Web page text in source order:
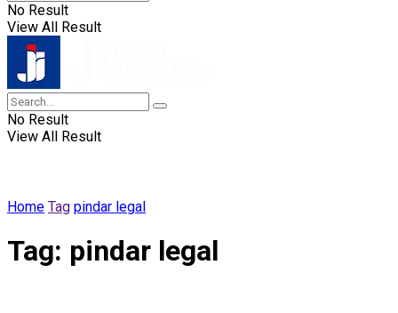
No Result
View All Result
No Result
View All Result
Home Tag pindar legal
Tag: pindar legal